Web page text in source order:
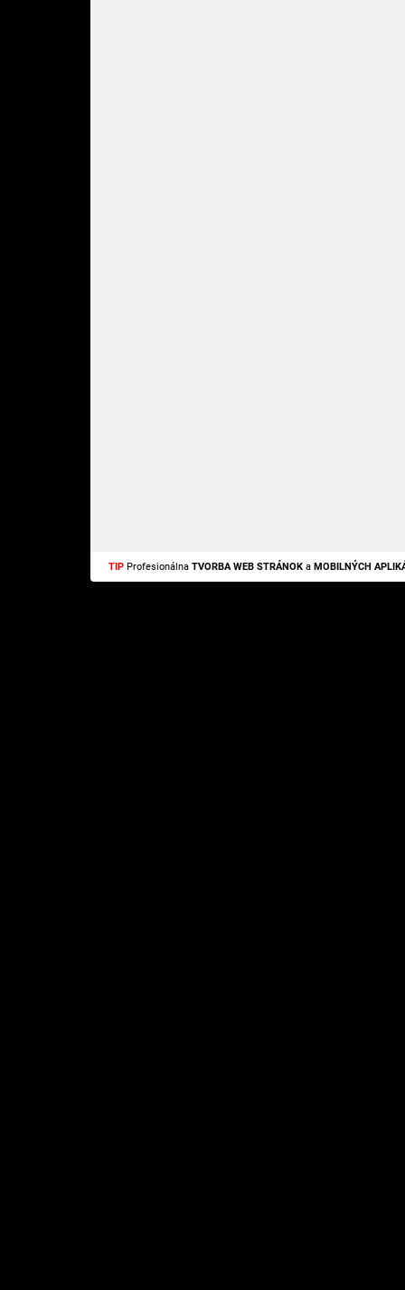
TIP Profesionálna TVORBA WEB STRÁNOK a MOBILNÝCH